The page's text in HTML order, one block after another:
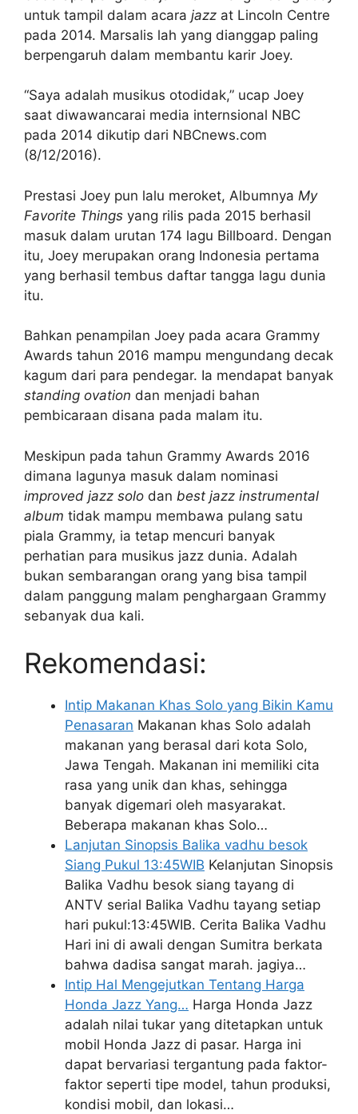
untuk tampil dalam acara jazz at Lincoln Centre
pada 2014. Marsalis lah yang dianggap paling
berpengaruh dalam membantu karir Joey.
“Saya adalah musikus otodidak,” ucap Joey
saat diwawancarai media internsional NBC
pada 2014 dikutip dari NBCnews.com
(8/12/2016).
Prestasi Joey pun lalu meroket, Albumnya My
Favorite Things yang rilis pada 2015 berhasil
masuk dalam urutan 174 lagu Billboard. Dengan
itu, Joey merupakan orang Indonesia pertama
yang berhasil tembus daftar tangga lagu dunia
itu.
Bahkan penampilan Joey pada acara Grammy
Awards tahun 2016 mampu mengundang decak
kagum dari para pendegar. Ia mendapat banyak
standing ovation dan menjadi bahan
pembicaraan disana pada malam itu.
Meskipun pada tahun Grammy Awards 2016
dimana lagunya masuk dalam nominasi
improved jazz solo dan best jazz instrumental
album tidak mampu membawa pulang satu
piala Grammy, ia tetap mencuri banyak
perhatian para musikus jazz dunia. Adalah
bukan sembarangan orang yang bisa tampil
dalam panggung malam penghargaan Grammy
sebanyak dua kali.
Rekomendasi:
Intip Makanan Khas Solo yang Bikin Kamu
Penasaran Makanan khas Solo adalah
makanan yang berasal dari kota Solo,
Jawa Tengah. Makanan ini memiliki cita
rasa yang unik dan khas, sehingga
banyak digemari oleh masyarakat.
Beberapa makanan khas Solo…
Lanjutan Sinopsis Balika vadhu besok
Siang Pukul 13:45WIB Kelanjutan Sinopsis
Balika Vadhu besok siang tayang di
ANTV serial Balika Vadhu tayang setiap
hari pukul:13:45WIB. Cerita Balika Vadhu
Hari ini di awali dengan Sumitra berkata
bahwa dadisa sangat marah. jagiya…
Intip Hal Mengejutkan Tentang Harga
Honda Jazz Yang… Harga Honda Jazz
adalah nilai tukar yang ditetapkan untuk
mobil Honda Jazz di pasar. Harga ini
dapat bervariasi tergantung pada faktor-
faktor seperti tipe model, tahun produksi,
kondisi mobil, dan lokasi…